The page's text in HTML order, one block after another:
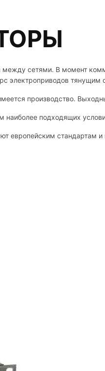
между сетями. В момент
электроприводов тянущим
производство.
подходящих
европейским стандартам